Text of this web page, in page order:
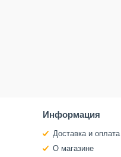
Информация
Доставка и оплата
О магазине